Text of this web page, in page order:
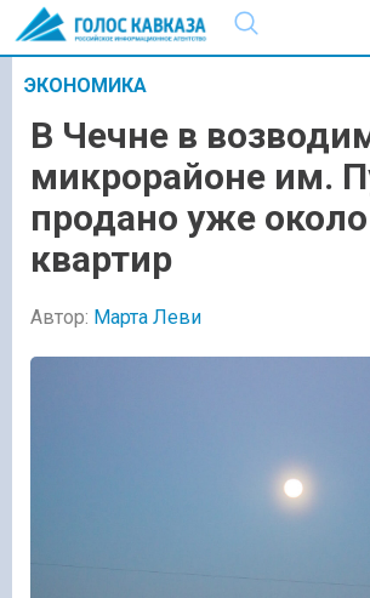
ЭКОНОМИКА
В Чечне в
микрорайоне им.
продано уже около
квартир
Автор: Марта Леви